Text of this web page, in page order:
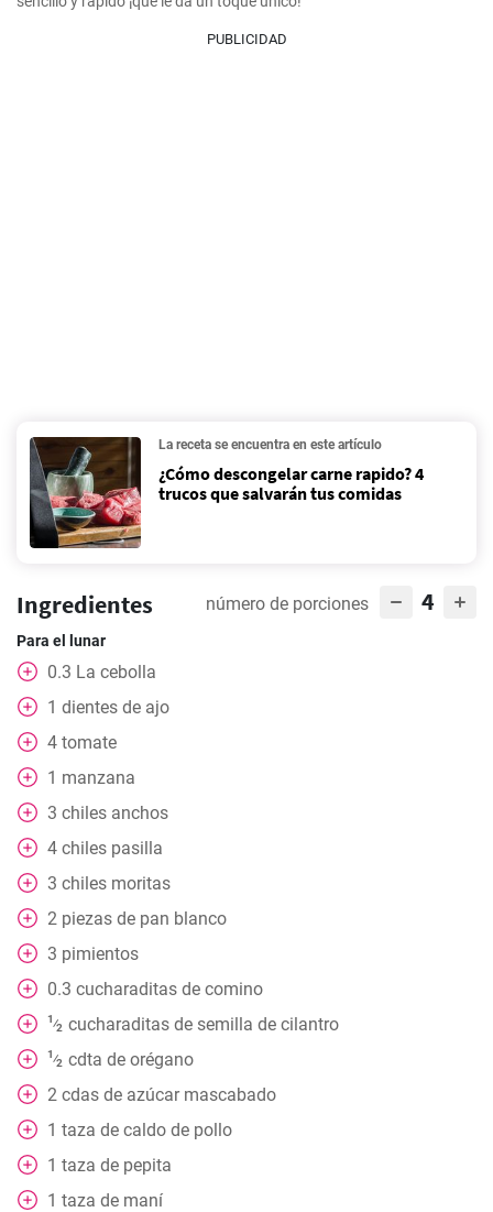
PUBLICIDAD
La receta se encuentra en este artículo
¿Cómo descongelar carne rapido? 4
trucos que salvarán tus comidas
Ingredientes número de porciones 4
Para el lunar
0.3 La cebolla
1 dientes de ajo
4 tomate
1 manzana
3 chiles anchos
4 chiles pasilla
3 chiles moritas
2 piezas de pan blanco
3 pimientos
0.3 cucharaditas de comino
1⁄2 cucharaditas de semilla de cilantro
1⁄2 cdta de orégano
2 cdas de azúcar mascabado
1 taza de caldo de pollo
1 taza de pepita
1 taza de maní